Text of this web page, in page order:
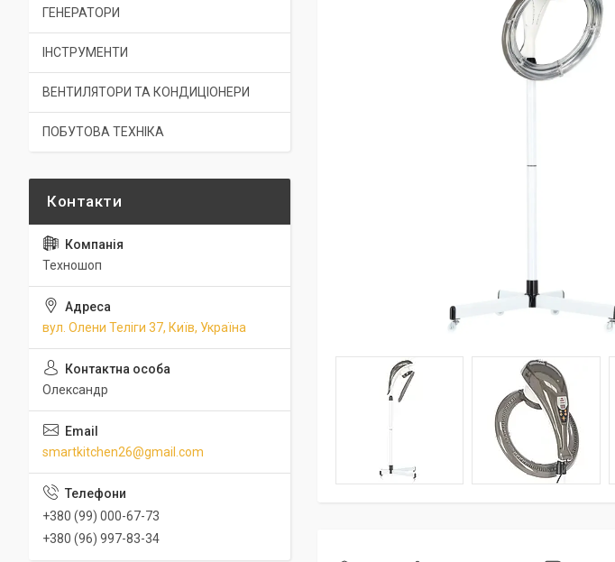
ГЕНЕРАТОРИ
ІНСТРУМЕНТИ
ВЕНТИЛЯТОРИ ТА КОНДИЦІОНЕРИ
ПОБУТОВА ТЕХНІКА
Техношоп
вул. Олени Теліги 37, Київ, Україна
Олександр
smartkitchen26@gmail.com
+380 (99) 000-67-73
+380 (96) 997-83-34